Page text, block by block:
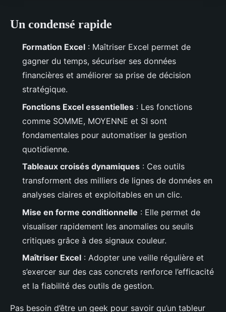
Un condensé rapide
Formation Excel : Maîtriser Excel permet de
gagner du temps, sécuriser ses données
financières et améliorer sa prise de décision
stratégique.
Fonctions Excel essentielles : Les fonctions
comme SOMME, MOYENNE et SI sont
fondamentales pour automatiser la gestion
quotidienne.
Tableaux croisés dynamiques : Ces outils
transforment des milliers de lignes de données en
analyses claires et exploitables en un clic.
Mise en forme conditionnelle : Elle permet de
visualiser rapidement les anomalies ou seuils
critiques grâce à des signaux couleur.
Maîtriser Excel : Adopter une veille régulière et
s’exercer sur des cas concrets renforce l’efficacité
et la fiabilité des outils de gestion.
Pas besoin d’être un geek pour savoir qu’un tableur